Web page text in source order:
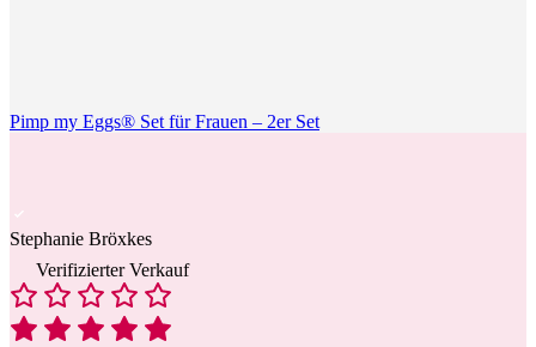
Pimp my Eggs® Set für Frauen – 2er Set
Stephanie Bröxkes
Verifizierter Verkauf